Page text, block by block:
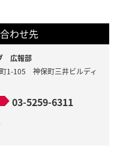
わせ先
広報部
1-105 神保町三井ビルディ
03-5259-6311